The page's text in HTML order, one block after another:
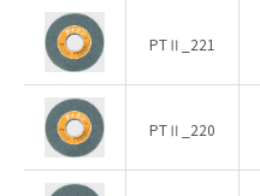
PTⅡ_221
PTⅡ_220